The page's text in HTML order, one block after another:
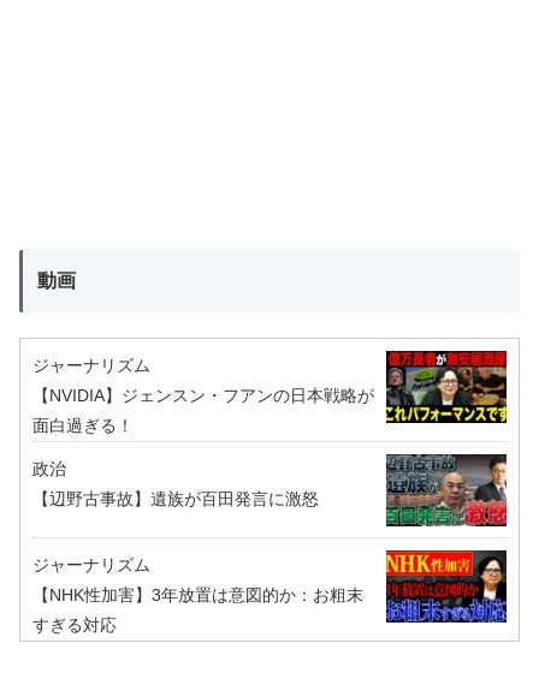
動画
ジャーナリズム
【NVIDIA】ジェンスン・フアンの日本戦略が
面白過ぎる！
政治
【辺野古事故】遺族が百田発言に激怒
ジャーナリズム
【NHK性加害】3年放置は意図的か：お粗末
すぎる対応